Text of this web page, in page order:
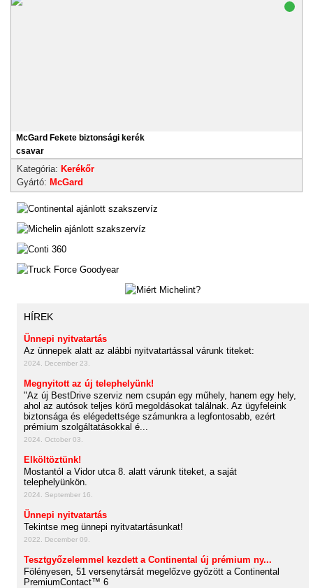
McGard Fekete biztonsági kerék
csavar
Kategória: Kerékőr
Gyártó: McGard
HÍREK
Ünnepi nyitvatartás
Az ünnepek alatt az alábbi nyitvatartással várunk titeket:
2024. December 23.
Megnyitott az új telephelyünk!
"Az új BestDrive szerviz nem csupán egy műhely, hanem egy hely,
ahol az autósok teljes körű megoldásokat találnak. Az ügyfeleink
biztonsága és elégedettsége számunkra a legfontosabb, ezért
prémium szolgáltatásokkal é...
2024. October 03.
Elköltöztünk!
Mostantól a Vidor utca 8. alatt várunk titeket, a saját
telephelyünkön.
2024. September 16.
Ünnepi nyitvatartás
Tekintse meg ünnepi nyitvatartásunkat!
2022. December 09.
Tesztgyőzelemmel kezdett a Continental új prémium ny...
Fölényesen, 51 versenytársát megelőzve győzött a Continental
PremiumContact™ 6